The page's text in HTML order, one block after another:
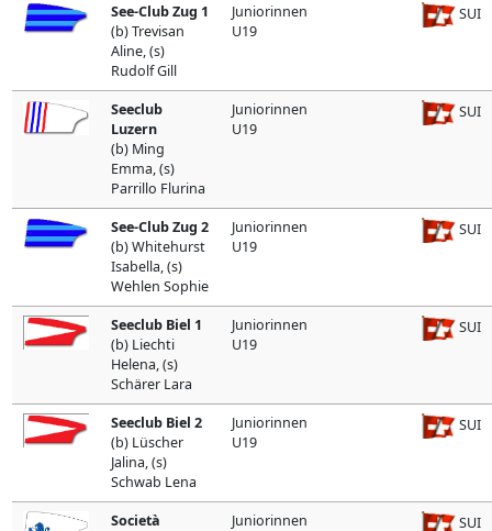
See-Club Zug 1
(b) Trevisan
Aline, (s)
Rudolf Gill
Juniorinnen
U19
SUI
Seeclub
Luzern
(b) Ming
Emma, (s)
Parrillo Flurina
Juniorinnen
U19
SUI
See-Club Zug 2
(b) Whitehurst
Isabella, (s)
Wehlen Sophie
Juniorinnen
U19
SUI
Seeclub Biel 1
(b) Liechti
Helena, (s)
Schärer Lara
Juniorinnen
U19
SUI
Seeclub Biel 2
(b) Lüscher
Jalina, (s)
Schwab Lena
Juniorinnen
U19
SUI
Società
Juniorinnen
SUI